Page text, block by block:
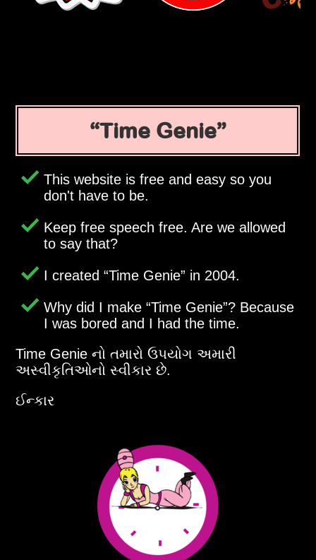
Time Genie
This website is free and easy so you
don't have to be.
Keep free speech free. Are we allowed
to say that?
I created Time Genie in 2004.
Why did I make Time Genie ? Because
I was bored and I had the time.
Time Genie નો તમારો ઉપયોગ અમારી
અસ્વીકૃતિઓનો સ્વીકાર છે.
ઈન્કાર